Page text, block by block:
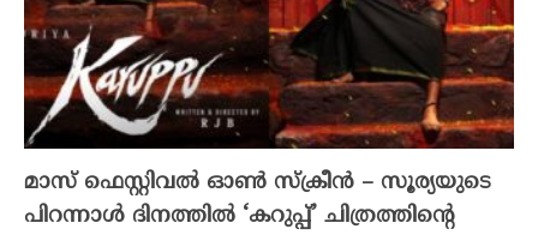
മാസ് ഫെസ്റ്റിവൽ ഓൺ സ്‌ക്രീൻ – സൂര്യയുടെ
പിറന്നാൾ ദിനത്തിൽ ‘കറുപ്പ്’ ചിത്രത്തിന്റെ